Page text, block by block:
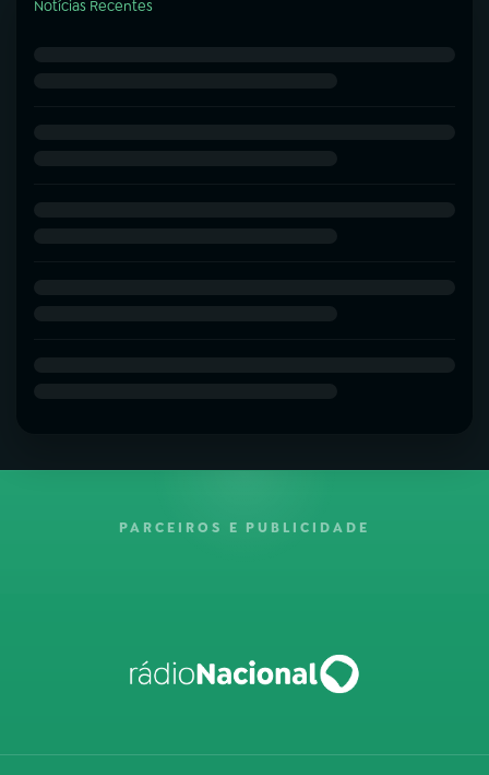
Notícias Recentes
PARCEIROS E PUBLICIDADE